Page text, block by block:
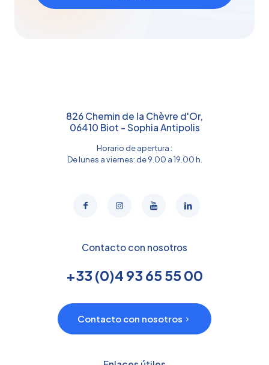
826 Chemin de la Chèvre d'Or,
06410 Biot - Sophia Antipolis
Horario de apertura :
De lunes a viernes: de 9.00 a 19.00 h.
Contacto con nosotros
+33 (0)4 93 65 55 00
Contacto con nosotros